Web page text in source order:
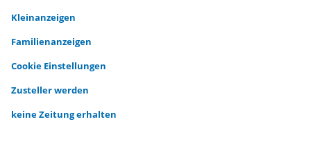
Kleinanzeigen
Familienanzeigen
Cookie Einstellungen
Zusteller werden
keine Zeitung erhalten